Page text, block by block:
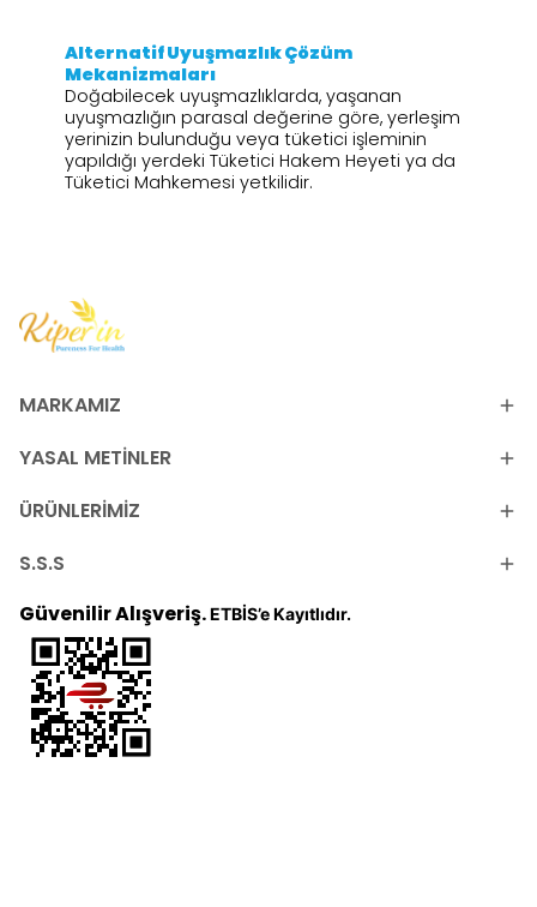
Alternatif Uyuşmazlık Çözüm
Mekanizmaları
Doğabilecek uyuşmazlıklarda, yaşanan
uyuşmazlığın parasal değerine göre, yerleşim
yerinizin bulunduğu veya tüketici işleminin
yapıldığı yerdeki Tüketici Hakem Heyeti ya da
Tüketici Mahkemesi yetkilidir.
MARKAMIZ
YASAL METİNLER
ÜRÜNLERİMİZ
S.S.S
Güvenilir Alışveriş.ETBİS’e Kayıtlıdır.